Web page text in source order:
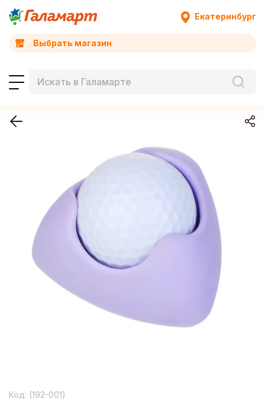
Екатеринбург
Выбрать магазин
Код: (192-001)